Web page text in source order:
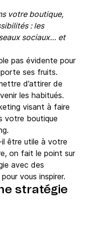
votre boutique,
: les
sociaux… et
pas évidente pour
porte ses fruits.
d’attirer de
les habitués.
visant à faire
votre boutique
il être utile à votre
on fait le point sur
avec des
vous inspirer.
stratégie